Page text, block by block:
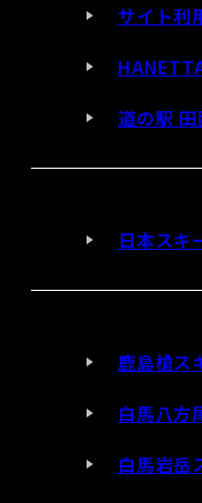
サイト利
道の駅
日本スキ
鹿島槍ス
白馬八方
白馬岩岳